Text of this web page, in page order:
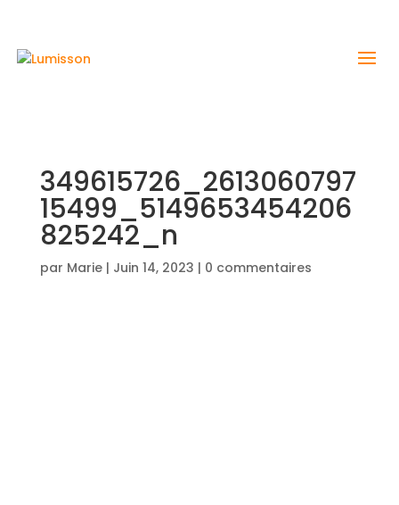
349615726_2613060797
15499_5149653454206
825242_n
par Marie| Juin 14, 2023 | 0 commentaires